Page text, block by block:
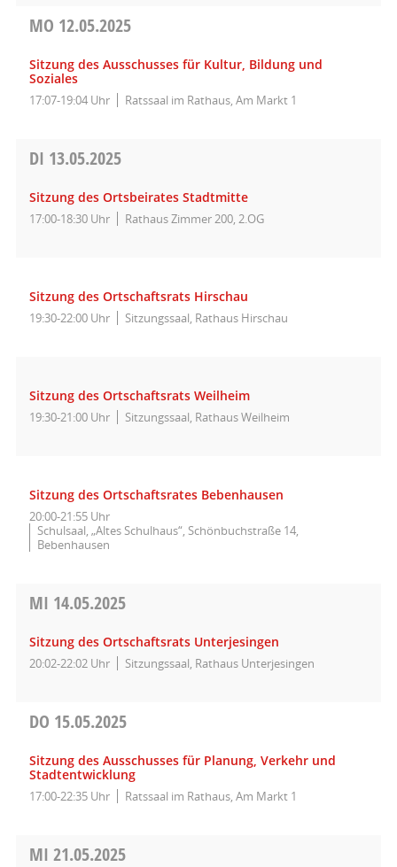
MO 12.05.2025
Sitzung des Ausschusses für Kultur, Bildung und
Soziales
17:07-19:04 Uhr Ratssaal im Rathaus, Am Markt 1
DI 13.05.2025
Sitzung des Ortsbeirates Stadtmitte
17:00-18:30 Uhr Rathaus Zimmer 200, 2.OG
Sitzung des Ortschaftsrats Hirschau
19:30-22:00 Uhr Sitzungssaal, Rathaus Hirschau
Sitzung des Ortschaftsrats Weilheim
19:30-21:00 Uhr Sitzungssaal, Rathaus Weilheim
Sitzung des Ortschaftsrates Bebenhausen
20:00-21:55 Uhr
Schulsaal, „Altes Schulhaus“, Schönbuchstraße 14,
Bebenhausen
MI 14.05.2025
Sitzung des Ortschaftsrats Unterjesingen
20:02-22:02 Uhr Sitzungssaal, Rathaus Unterjesingen
DO 15.05.2025
Sitzung des Ausschusses für Planung, Verkehr und
Stadtentwicklung
17:00-22:35 Uhr Ratssaal im Rathaus, Am Markt 1
MI 21.05.2025